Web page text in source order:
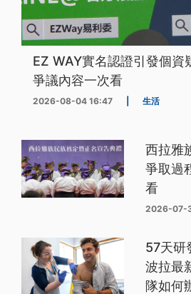
EZ WAY實名認證引發個資
爭議內容一次看
2026-08-04 16:47 生活
西拉雅
爭取過
看
2026-07-
57天研
波拉最
隊如何